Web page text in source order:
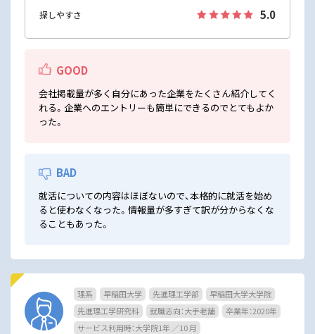
探しやすさ 5.0
GOOD
会社掲載量が多く自分にあった企業をたくさん紹介してく
れる。企業へのエントリーも簡単にできるのでとてもよか
った。
BAD
就活についての内容はほぼないので、本格的に就活を始め
ると使わなくなった。情報量が多すぎて訳が分からなくな
ることもあった。
理系 早稲田大学 先進理工学部
早稲田大学大学院
先進理工学研究科
就職志向：大手老舗
卒業年：2020年
サービス利用時：大学院1年 ／10 月